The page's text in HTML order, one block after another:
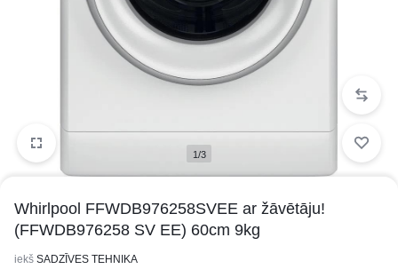
1/3
Whirlpool FFWDB976258SVEE ar žāvētāju!
(FFWDB976258 SV EE) 60cm 9kg
iekš SADZĪVES TEHNIKA